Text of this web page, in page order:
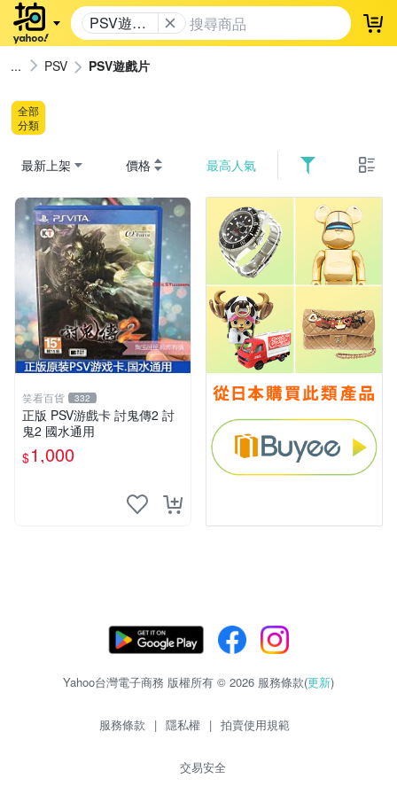
PSV遊戲
片
登
PSV PSV遊戲片
全部
分類
最新上架 價格 最高人氣
笑看百貨 332
正版 PSV游戲卡 討鬼傳2 討
鬼2 國水通用
$1,000
Yahoo台灣電子商務 版權所有 © 2026 服務條款(更新)
服務條款 | 隱私權 | 拍賣使用規範
交易安全